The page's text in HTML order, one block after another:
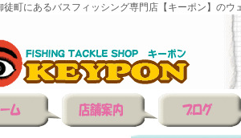
徒町にあるバスフィッシング専門店【キーポン】のウ